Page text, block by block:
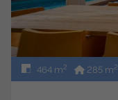
464 m2 285 m2